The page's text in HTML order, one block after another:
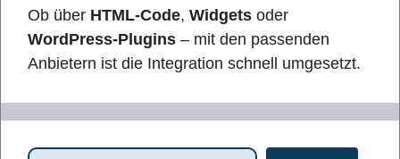
Ob über HTML-Code, Widgets oder
WordPress-Plugins – mit den passenden
Anbietern ist die Integration schnell umgesetzt.